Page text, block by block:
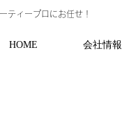
HOME 会社情報